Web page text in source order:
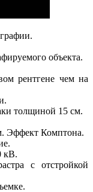
объекта.
рентгене чем на
толщиной 15 см.
Эффект Комптона.
кВ.
с отстройкой